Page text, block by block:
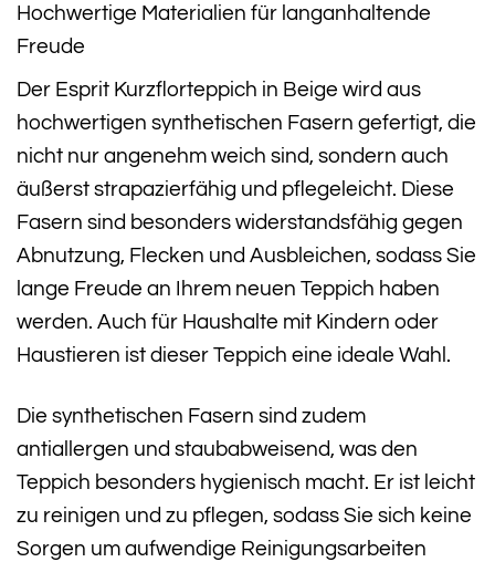
Hochwertige Materialien für langanhaltende
Freude
Der Esprit Kurzflorteppich in Beige wird aus
hochwertigen synthetischen Fasern gefertigt, die
nicht nur angenehm weich sind, sondern auch
äußerst strapazierfähig und pflegeleicht. Diese
Fasern sind besonders widerstandsfähig gegen
Abnutzung, Flecken und Ausbleichen, sodass Sie
lange Freude an Ihrem neuen Teppich haben
werden. Auch für Haushalte mit Kindern oder
Haustieren ist dieser Teppich eine ideale Wahl.
Die synthetischen Fasern sind zudem
antiallergen und staubabweisend, was den
Teppich besonders hygienisch macht. Er ist leicht
zu reinigen und zu pflegen, sodass Sie sich keine
Sorgen um aufwendige Reinigungsarbeiten